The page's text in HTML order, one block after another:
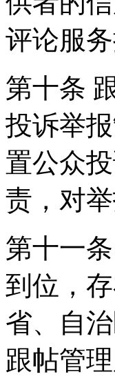
评论服
第十条
投诉举
置公众
责，对
第十一
到位，
省、自
跟帖管